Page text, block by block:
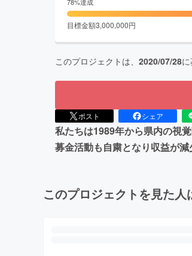
目標金額3,000,000円
このプロジェクトは、 2020/07/28
ポスト シェア
私たちは1989年から県内の視
募金活動も自粛となり収益が
このプロジェクトを見た